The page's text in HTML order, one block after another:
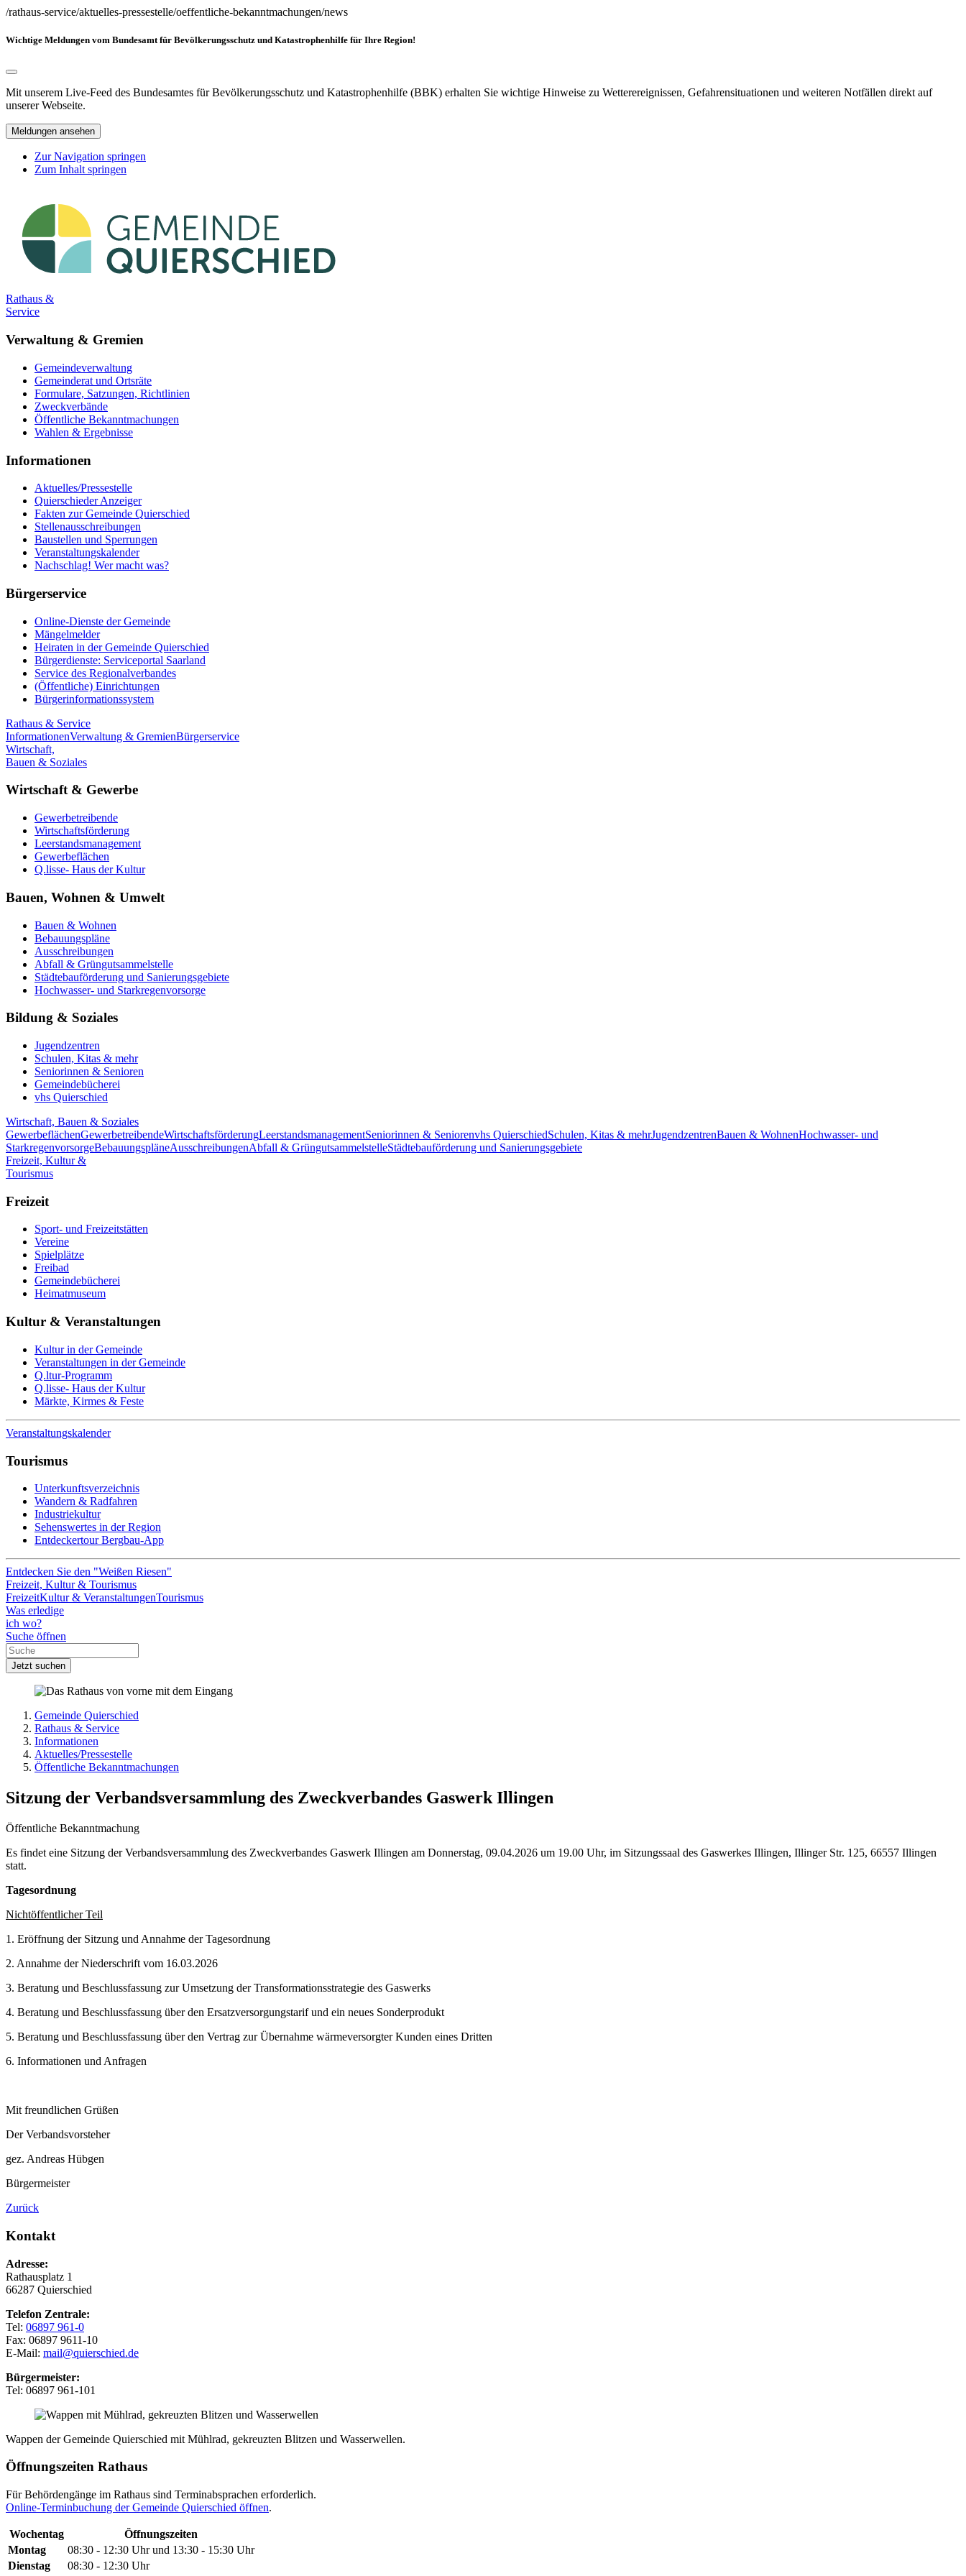
/rathaus-service/aktuelles-pressestelle/oeffentliche-bekanntmachungen/news
Wichtige Meldungen vom Bundesamt für Bevölkerungsschutz und Katastrophenhilfe für Ihre Region!
Mit unserem Live-Feed des Bundesamtes für Bevölkerungsschutz und Katastrophenhilfe (BBK) erhalten Sie wichtige Hinweise zu Wetterereignissen, Gefahrensituationen und weiteren Notfällen direkt auf
unserer Webseite.
Meldungen ansehen
Zur Navigation springen
Zum Inhalt springen
Rathaus &
Service
Verwaltung & Gremien
Gemeindeverwaltung
Gemeinderat und Ortsräte
Formulare, Satzungen, Richtlinien
Zweckverbände
Öffentliche Bekanntmachungen
Wahlen & Ergebnisse
Informationen
Aktuelles/Pressestelle
Quierschieder Anzeiger
Fakten zur Gemeinde Quierschied
Stellenausschreibungen
Baustellen und Sperrungen
Veranstaltungskalender
Nachschlag! Wer macht was?
Bürgerservice
Online-Dienste der Gemeinde
Mängelmelder
Heiraten in der Gemeinde Quierschied
Bürgerdienste: Serviceportal Saarland
Service des Regionalverbandes
(Öffentliche) Einrichtungen
Bürgerinformationssystem
Rathaus & Service
InformationenVerwaltung & GremienBürgerservice
Wirtschaft,
Bauen & Soziales
Wirtschaft & Gewerbe
Gewerbetreibende
Wirtschaftsförderung
Leerstandsmanagement
Gewerbeflächen
Q.lisse- Haus der Kultur
Bauen, Wohnen & Umwelt
Bauen & Wohnen
Bebauungspläne
Ausschreibungen
Abfall & Grüngutsammelstelle
Städtebauförderung und Sanierungsgebiete
Hochwasser- und Starkregenvorsorge
Bildung & Soziales
Jugendzentren
Schulen, Kitas & mehr
Seniorinnen & Senioren
Gemeindebücherei
vhs Quierschied
Wirtschaft, Bauen & Soziales
GewerbeflächenGewerbetreibendeWirtschaftsförderungLeerstandsmanagementSeniorinnen & Seniorenvhs QuierschiedSchulen, Kitas & mehrJugendzentrenBauen & WohnenHochwasser- und
StarkregenvorsorgeBebauungspläneAusschreibungenAbfall & GrüngutsammelstelleStädtebauförderung und Sanierungsgebiete
Freizeit, Kultur &
Tourismus
Freizeit
Sport- und Freizeitstätten
Vereine
Spielplätze
Freibad
Gemeindebücherei
Heimatmuseum
Kultur & Veranstaltungen
Kultur in der Gemeinde
Veranstaltungen in der Gemeinde
Q.ltur-Programm
Q.lisse- Haus der Kultur
Märkte, Kirmes & Feste
Veranstaltungskalender
Tourismus
Unterkunftsverzeichnis
Wandern & Radfahren
Industriekultur
Sehenswertes in der Region
Entdeckertour Bergbau-App
Entdecken Sie den "Weißen Riesen"
Freizeit, Kultur & Tourismus
FreizeitKultur & VeranstaltungenTourismus
Was erledige
ich wo?
Suche öffnen
Jetzt suchen
Gemeinde Quierschied
Rathaus & Service
Informationen
Aktuelles/Pressestelle
Öffentliche Bekanntmachungen
Sitzung der Verbandsversammlung des Zweckverbandes Gaswerk Illingen
Öffentliche Bekanntmachung
Es findet eine Sitzung der Verbandsversammlung des Zweckverbandes Gaswerk Illingen am Donnerstag, 09.04.2026 um 19.00 Uhr, im Sitzungssaal des Gaswerkes Illingen, Illinger Str. 125, 66557 Illingen
statt.
Tagesordnung
Nichtöffentlicher Teil
1. Eröffnung der Sitzung und Annahme der Tagesordnung
2. Annahme der Niederschrift vom 16.03.2026
3. Beratung und Beschlussfassung zur Umsetzung der Transformationsstrategie des Gaswerks
4. Beratung und Beschlussfassung über den Ersatzversorgungstarif und ein neues Sonderprodukt
5. Beratung und Beschlussfassung über den Vertrag zur Übernahme wärmeversorgter Kunden eines Dritten
6. Informationen und Anfragen
Mit freundlichen Grüßen
Der Verbandsvorsteher
gez. Andreas Hübgen
Bürgermeister
Zurück
Kontakt
Adresse:
Rathausplatz 1
66287 Quierschied
Telefon Zentrale:
Tel: 06897 961-0
Fax: 06897 9611-10
E-Mail: mail@quierschied.de
Bürgermeister:
Tel: 06897 961-101
Wappen der Gemeinde Quierschied mit Mühlrad, gekreuzten Blitzen und Wasserwellen.
Öffnungszeiten Rathaus
Für Behördengänge im Rathaus sind Terminabsprachen erforderlich.
Online-Terminbuchung der Gemeinde Quierschied öffnen.
Wochentag
Öffnungszeiten
Montag
08:30 - 12:30 Uhr und 13:30 - 15:30 Uhr
Dienstag
08:30 - 12:30 Uhr